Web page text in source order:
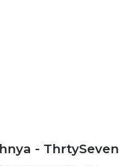
- ThrtySeven